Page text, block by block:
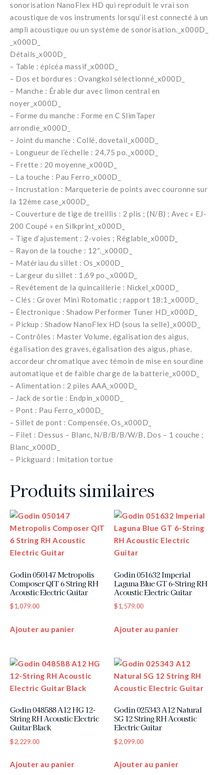
sonorisation NanoFlex HD qui reproduit le vrai son
acoustique de vos instruments lorsqu’il est connecté à un
ampli acoustique ou un système de sonorisation._x000D_
_x000D_
Détails_x000D_
– Table : épicéa massif_x000D_
– Dos et bordures : Ovangkol sélectionné_x000D_
– Manche : Érable dur avec limon central en
noyer_x000D_
– Forme du manche : Forme en C SlimTaper
arrondie_x000D_
– Joint du manche : Collé, dovetail_x000D_
– Longueur de l’échelle : 24,75 po._x000D_
– Frette : 20 moyenne_x000D_
– La touche : Pau Ferro_x000D_
– Incrustation : Marqueterie de points avec couronne sur
la 12ème case_x000D_
– Couverture de tige de treillis : 2 plis ; (N/B) ; Avec « EJ-
200 Coupé » en Silkprint_x000D_
– Tige d’ajustement : 2-voies ; Réglable_x000D_
– Rayon de la touche : 12″._x000D_
– Matériau du sillet : Os_x000D_
– Largeur du sillet : 1,69 po._x000D_
– Revêtement de la quincaillerie : Nickel_x000D_
– Clés : Grover Mini Rotomatic ; rapport 18:1_x000D_
– Électronique : Shadow Performer Tuner HD_x000D_
– Pickup : Shadow NanoFlex HD (sous la selle)_x000D_
– Contrôles : Master Volume, égalisation des aigus,
égalisation des graves, égalisation des aigus, phase,
accordeur chromatique avec témoin de mise en sourdine
automatique et de faible charge de la batterie_x000D_
– Alimentation : 2 piles AAA_x000D_
– Jack de sortie : Endpin_x000D_
– Pont : Pau Ferro_x000D_
– Sillet de pont : Compensée, Os_x000D_
– Filet : Dessus – Blanc, N/B/B/B/W/B, Dos – 1 couche ;
Blanc_x000D_
– Pickguard : Imitation tortue
Produits similaires
Godin 050147 Metropolis
Composer QIT 6 String RH
Acoustic Electric Guitar
$1,079.00
Ajouter au panier
Godin 051632 Imperial
Laguna Blue GT 6-String RH
Acoustic Electric Guitar
$1,579.00
Ajouter au panier
Godin 048588 A12 HG 12-
String RH Acoustic Electric
Guitar Black
$2,229.00
Ajouter au panier
Godin 025343 A12 Natural
SG 12 String RH Acoustic
Electric Guitar
$2,099.00
Ajouter au panier